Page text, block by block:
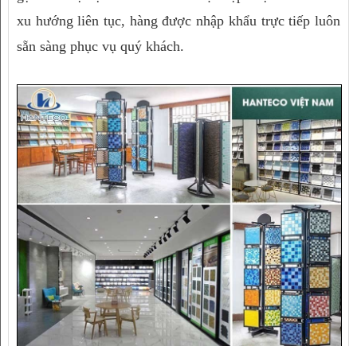
xu hướng liên tục, hàng được nhập khẩu trực tiếp luôn
sẵn sàng phục vụ quý khách.